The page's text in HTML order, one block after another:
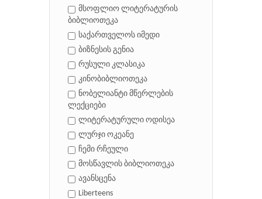
მსოფლიო ლიტერატურის
ბიბლიოთეკა
საქართველოს იმედი
ბიზნესის გენია
რუსული კლასიკა
კინობიბლიოთეკა
ნობელიანტი მწერლების
ლექციები
ლიტერატურული ოდისეა
ლურჯი ოკეანე
ჩემი რჩეული
მოსწავლის ბიბლიოთეკა
ავანსცენა
Liberteens